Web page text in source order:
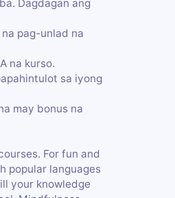
Dagdagan ang
pag-unlad na
na kurso.
sa iyong
may bonus na
For fun and
popular languages
your knowledge